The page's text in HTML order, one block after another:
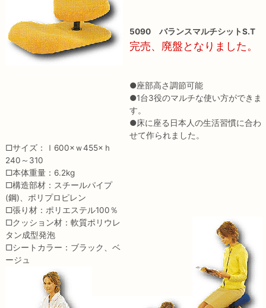
5090 バランスマルチシットS.T
完売、廃盤となりました。
●座部高さ調節可能
●1台3役のマルチな使い方ができま
す。
●床に座る日本人の生活習慣に合わ
せて作られました。
□サイズ：ｌ600×ｗ455×ｈ
240～310
□本体重量：6.2kg
□構造部材：スチールパイプ
(鋼)、ポリプロピレン
□張り材：ポリエステル100％
□クッション材：軟質ポリウレ
タン成型発泡
□シートカラー：ブラック、ベ
ージュ